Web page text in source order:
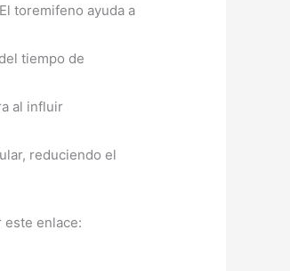
toremifeno ayuda a
tiempo de
al influir
reduciendo el
enlace: